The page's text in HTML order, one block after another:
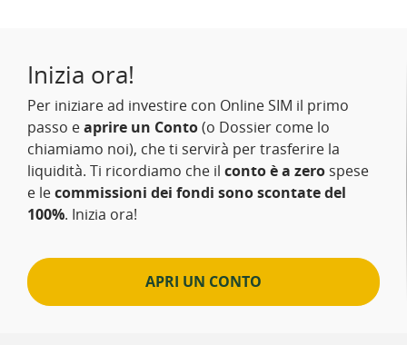
Inizia ora!
Per iniziare ad investire con Online SIM il primo
passo eaprire un Conto(o Dossier come lo
chiamiamo noi), che ti servirà per trasferire la
liquidità. Ti ricordiamo che il conto è a zero spese
e lecommissioni dei fondi sono scontate del
100%. Inizia ora!
APRI UN CONTO